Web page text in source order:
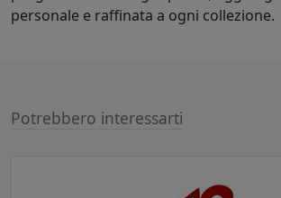
personale e raffinata a ogni collezione.
Potrebbero interessarti